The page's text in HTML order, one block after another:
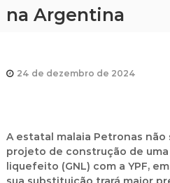
na Argentina
24 de dezembro de 2024
A estatal malaia Petronas não
projeto de construção de
liquefeito (GNL) com a YPF,